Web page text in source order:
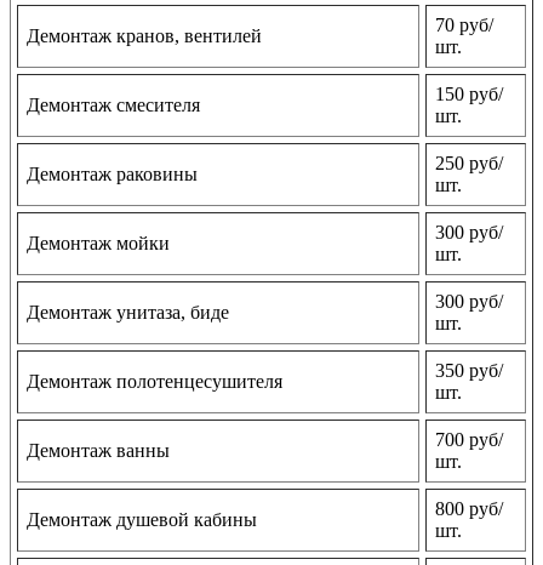
Демонтаж кранов, вентилей
70 руб/
шт.
Демонтаж смесителя
150 руб/
шт.
Демонтаж раковины
250 руб/
шт.
Демонтаж мойки
300 руб/
шт.
Демонтаж унитаза, биде
300 руб/
шт.
Демонтаж полотенцесушителя
350 руб/
шт.
Демонтаж ванны
700 руб/
шт.
Демонтаж душевой кабины
800 руб/
шт.